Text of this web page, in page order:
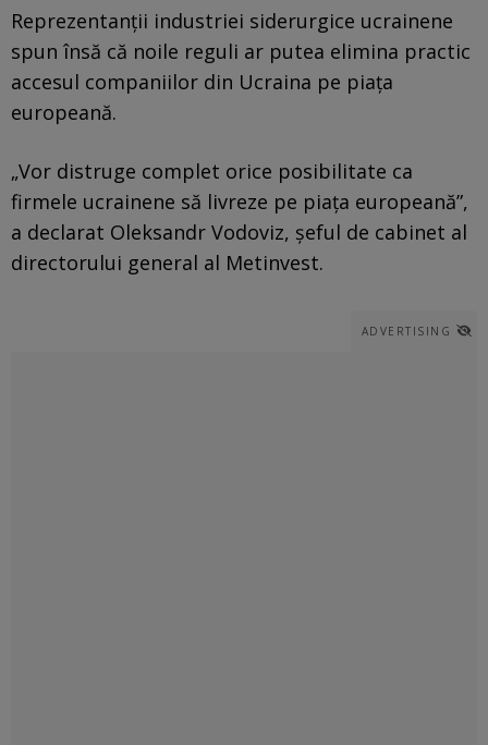
Reprezentanții industriei siderurgice ucrainene
spun însă că noile reguli ar putea elimina practic
accesul companiilor din Ucraina pe piața
europeană.
„Vor distruge complet orice posibilitate ca
firmele ucrainene să livreze pe piața europeană”,
a declarat Oleksandr Vodoviz, șeful de cabinet al
directorului general al Metinvest.
ADVERTISING